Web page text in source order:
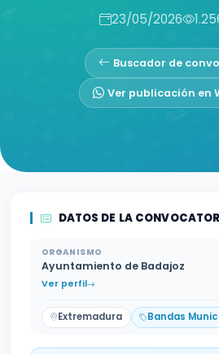
23/05/2026
Buscador de
Ver publicación en
DATOS DE LA
ORGANISMO
Ayuntamiento de Badajoz
Ver perfil
Extremadura Bandas